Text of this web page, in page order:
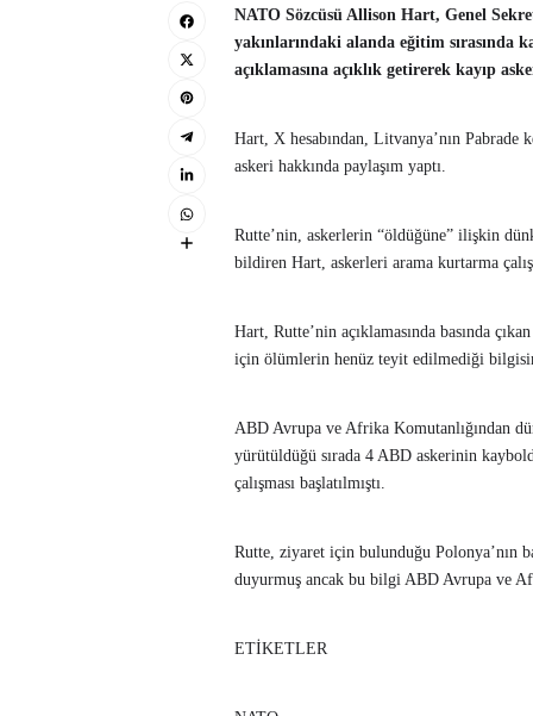
NATO Sözcüsü Allison Hart, Genel
yakınlarındaki alanda eğitim
açıklamasına açıklık getirerek kayıp
Hart, X hesabından, Litvanya’nın
askeri hakkında paylaşım yaptı.
Rutte’nin, askerlerin “öldüğüne” ilişkin
bildiren Hart, askerleri arama kurtarma
Hart, Rutte’nin açıklamasında basında
için ölümlerin henüz teyit edilmediği
ABD Avrupa ve Afrika Komutanlığından
yürütüldüğü sırada 4 ABD askerinin
çalışması başlatılmıştı.
Rutte, ziyaret için bulunduğu Polonya’nın
duyurmuş ancak bu bilgi ABD Avrupa ve
ETİKETLER